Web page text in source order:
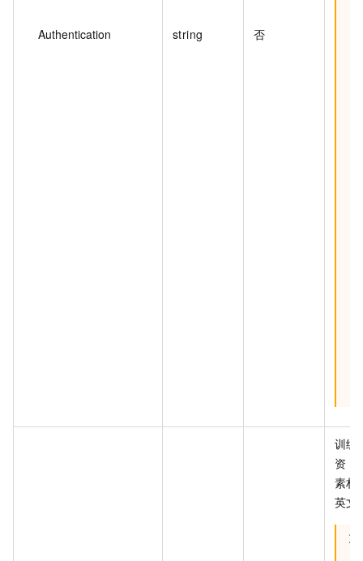
Authentication string 否
训练
资
素材
英文